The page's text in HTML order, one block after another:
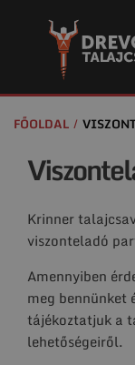
FŐOLDAL
Krinner
viszonteladó
Amennyiben
meg bennünket
tájékoztatjuk a
lehetőségeiről.